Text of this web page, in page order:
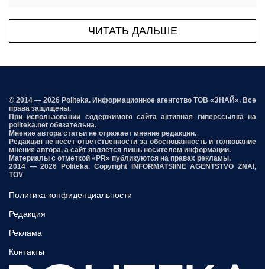
ЧИТАТЬ ДАЛЬШЕ
© 2014 — 2026 Politeka. Информационное агентство ТОВ «ЗНАЙ». Все
права защищены.
При использовании содержимого сайта активная гиперссылка на
politeka.net обязательна.
Мнение автора статьи не отражает мнение редакции.
Редакция не несет ответственности за обоснованность и толкование
мнения автора, а сайт является лишь носителем информации.
Материалы с отметкой «PR» публикуются на правах рекламы.
2014 — 2026 Politeka. Copyright INFORMATSIINE AGENTSTVO ZNAI,
TOV
Политика конфиденциальности
Редакция
Реклама
Контакты